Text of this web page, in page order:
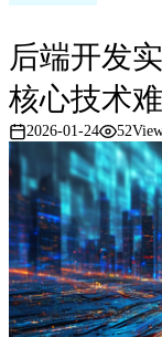
后端开发
核心技术
2026-01-24 52